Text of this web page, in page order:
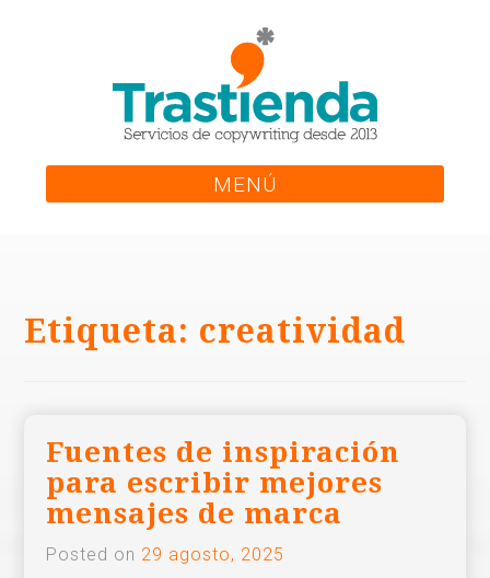
MENÚ
Etiqueta: creatividad
Fuentes de inspiración
para escribir mejores
mensajes de marca
Posted on 29 agosto, 2025